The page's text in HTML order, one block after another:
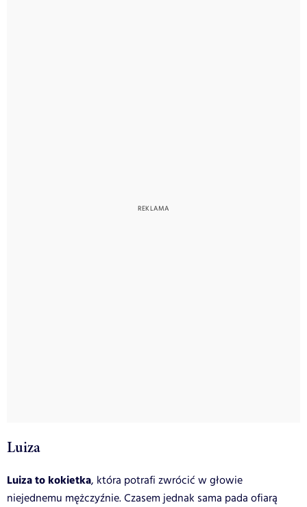
Luiza
Luiza to kokietka, która potrafi zwrócić w głowie
niejednemu mężczyźnie. Czasem jednak sama pada ofiarą